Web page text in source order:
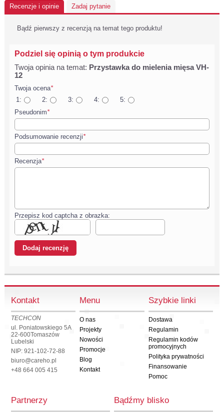
Recenzje i opinie Zadaj pytanie
Bądź pierwszy z recenzją na temat tego produktu!
Podziel się opinią o tym produkcie
Twoja opinia na temat: Przystawka do mielenia mięsa VH-
12
Twoja ocena*
1:
2: 3: 4:
5:
Pseudonim*
Podsumowanie recenzji*
Recenzja*
Przepisz kod captcha z obrazka:
Kontakt
TECHCON
ul. Poniatowskiego 5A
22-600Tomaszów
Lubelski
NIP: 921-102-72-88
biuro@careho.pl
+48 664 005 415
Menu
O nas
Projekty
Nowości
Promocje
Blog
Kontakt
Szybkie linki
Dostawa
Regulamin
Regulamin kodów
promocyjnych
Polityka prywatności
Finansowanie
Pomoc
Partnerzy Bądźmy blisko